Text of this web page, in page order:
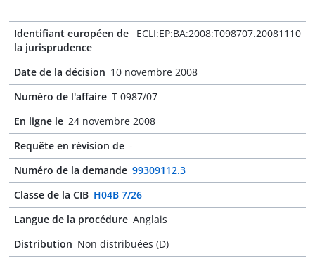
Identifiant européen de
la jurisprudence
ECLI:EP:BA:2008:T098707.20081110
Date de la décision 10 novembre 2008
Numéro de l'affaire T 0987/07
En ligne le 24 novembre 2008
Requête en révision de -
Numéro de la demande 99309112.3
Classe de la CIB H04B 7/26
Langue de la procédure Anglais
Distribution Non distribuées (D)